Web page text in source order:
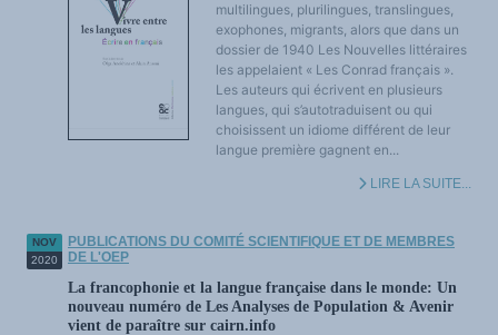
multilingues, plurilingues, translingues,
exophones, migrants, alors que dans un
dossier de 1940 Les Nouvelles littéraires
les appelaient « Les Conrad français ».
Les auteurs qui écrivent en plusieurs
langues, qui s’autotraduisent ou qui
choisissent un idiome différent de leur
langue première gagnent en...
LIRE LA SUITE...
NOV
2020
PUBLICATIONS DU COMITÉ SCIENTIFIQUE ET DE MEMBRES
DE L'OEP
La francophonie et la langue française dans le monde: Un
nouveau numéro de Les Analyses de Population & Avenir
vient de paraître sur cairn.info